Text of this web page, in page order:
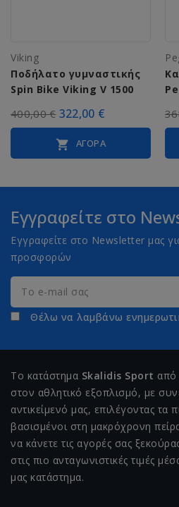
Viking
Ποδήλατο γυμναστικής
Spin Bike Viking V 1500
400,00 € 322,00 €
 ΑΓΟΡΆ
Εγγραφείτε στο
Εγγραφείτε στο Newsletter μας
προσφορών
Θέλω να λαμβάνω
Το κατάστημα Skalidis Sport από
στον αθλητικό εξοπλισμό, με
αντικείμενό μας, επιλέγοντας τα
βασισμένοι στη μακρόχρονη
να κάνετε τις αγορές σας
στις πιο ανταγωνιστικές τιμές
μας κατάστημα.